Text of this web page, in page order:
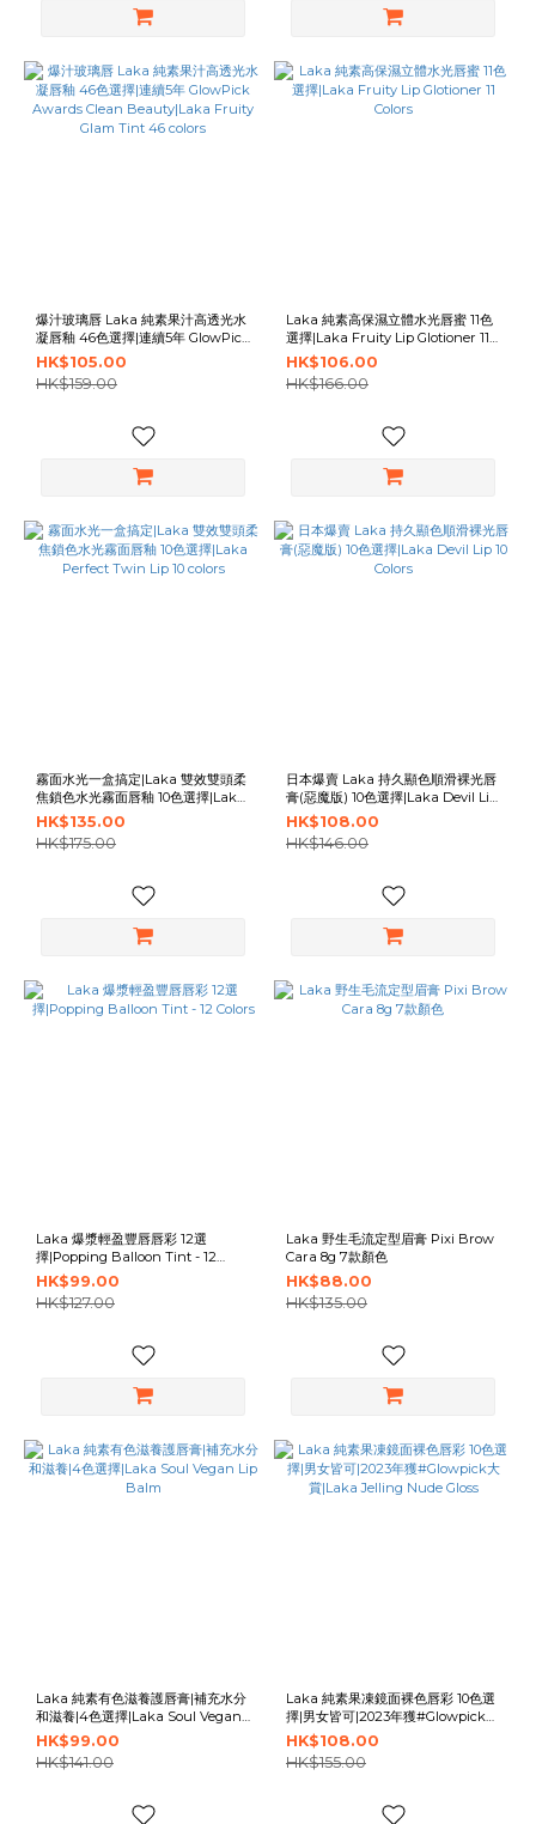
爆汁玻璃唇 Laka 純素果汁高透光水
凝唇釉 46色選擇|連續5年 GlowPick
Awards Clean Beauty|Laka
Fruity Glam Tint 46 colors
HK$105.00
HK$159.00
Laka 純素高保濕立體水光唇蜜 11色
選擇|Laka Fruity Lip Glotioner 11
Colors
HK$106.00
HK$166.00
霧面水光一盒搞定|Laka 雙效雙頭柔
焦鎖色水光霧面唇釉 10色選擇|Laka
Perfect Twin Lip 10 colors
HK$135.00
HK$175.00
日本爆賣 Laka 持久顯色順滑裸光唇
膏(惡魔版) 10色選擇|Laka Devil Lip
10 Colors
HK$108.00
HK$146.00
Laka 爆漿輕盈豐唇唇彩 12選
擇|Popping Balloon Tint - 12
Colors
HK$99.00
HK$127.00
Laka 野生毛流定型眉膏 Pixi Brow
Cara 8g 7款顏色
HK$88.00
HK$135.00
Laka 純素有色滋養護唇膏|補充水分
和滋養|4色選擇|Laka Soul Vegan
Lip Balm
HK$99.00
HK$141.00
Laka 純素果凍鏡面裸色唇彩 10色選
擇|男女皆可|2023年獲#Glowpick大
賞|Laka Jelling Nude Gloss
HK$108.00
HK$155.00